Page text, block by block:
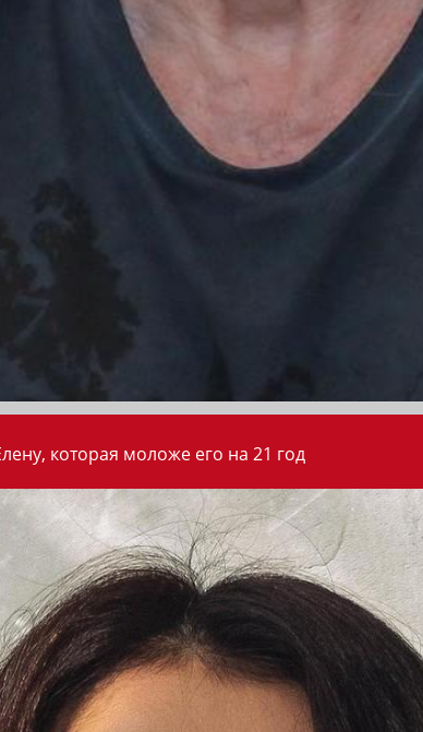
которая моложе его на 21 год